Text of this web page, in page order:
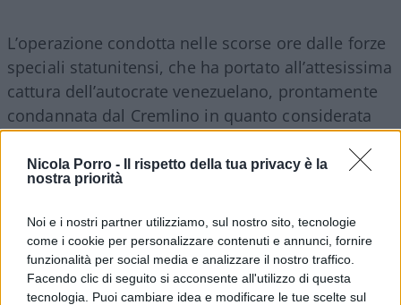
Nicola Porro -
Il rispetto della tua privacy è la
nostra priorità
Noi e i nostri partner utilizziamo, sul nostro sito, tecnologie
come i cookie per personalizzare contenuti e annunci, fornire
funzionalità per social media e analizzare il nostro traffico.
Facendo clic di seguito si acconsente all'utilizzo di questa
tecnologia. Puoi cambiare idea e modificare le tue scelte sul
L’operazione condotta nelle scorse ore dalle forze
speciali statunitensi, che ha portato all’attesissima
cattura dell’autocrate venezuelano, prontamente
condannata dal Cremlino in quanto considerata
diritto internazionale”, libera infatti il continente
americano da una
d’influenza Usa in America latina, infliggendo al
contempo un pesante colpo al blocco sino-russo-
iraniano.